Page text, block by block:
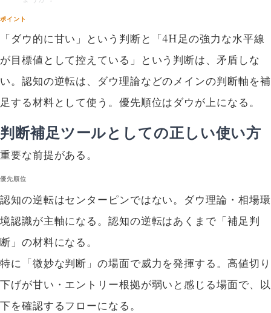
ポイント
「ダウ的に甘い」という判断と「4H足の強力な水平線
が目標値として控えている」という判断は、矛盾しな
い。認知の逆転は、ダウ理論などのメインの判断軸を補
足する材料として使う。優先順位はダウが上になる。
判断補足ツールとしての正しい使い方
重要な前提がある。
優先順位
認知の逆転はセンターピンではない。ダウ理論・相場環
境認識が主軸になる。認知の逆転はあくまで「補足判
断」の材料になる。
特に「微妙な判断」の場面で威力を発揮する。高値切り
下げが甘い・エントリー根拠が弱いと感じる場面で、以
下を確認するフローになる。